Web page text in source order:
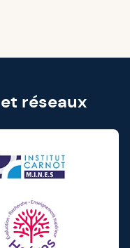
réseaux